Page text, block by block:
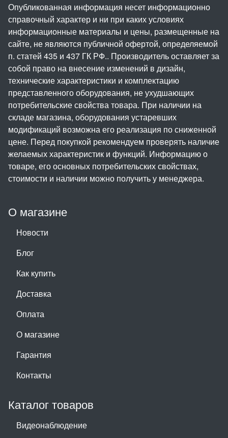
О магазине
Новости
Блог
Как купить
Доставка
Оплата
О магазине
Гарантия
Контакты
Каталог товаров
Видеонаблюдение
Опубликованная информация несет информационно
справочный характер и ни при каких условиях
информационные материалы и цены, размещенные на
сайте, не являются публичной офертой, определяемой
п. статей 435 и 437 ГК РФ.. Производитель оставляет за
собой право на внесение изменений в дизайн,
технические характеристики и комплектацию
представленного оборудования, не ухудшающих
потребительские свойства товара. При наличии на
складе магазина, оборудования устаревших
модификаций возможна его реализация по сниженной
цене. Перед покупкой рекомендуем проверять наличие
желаемых характеристик и функций. Информацию о
товаре, его основных потребительских свойствах,
стоимости и наличии можно получить у менеджера.